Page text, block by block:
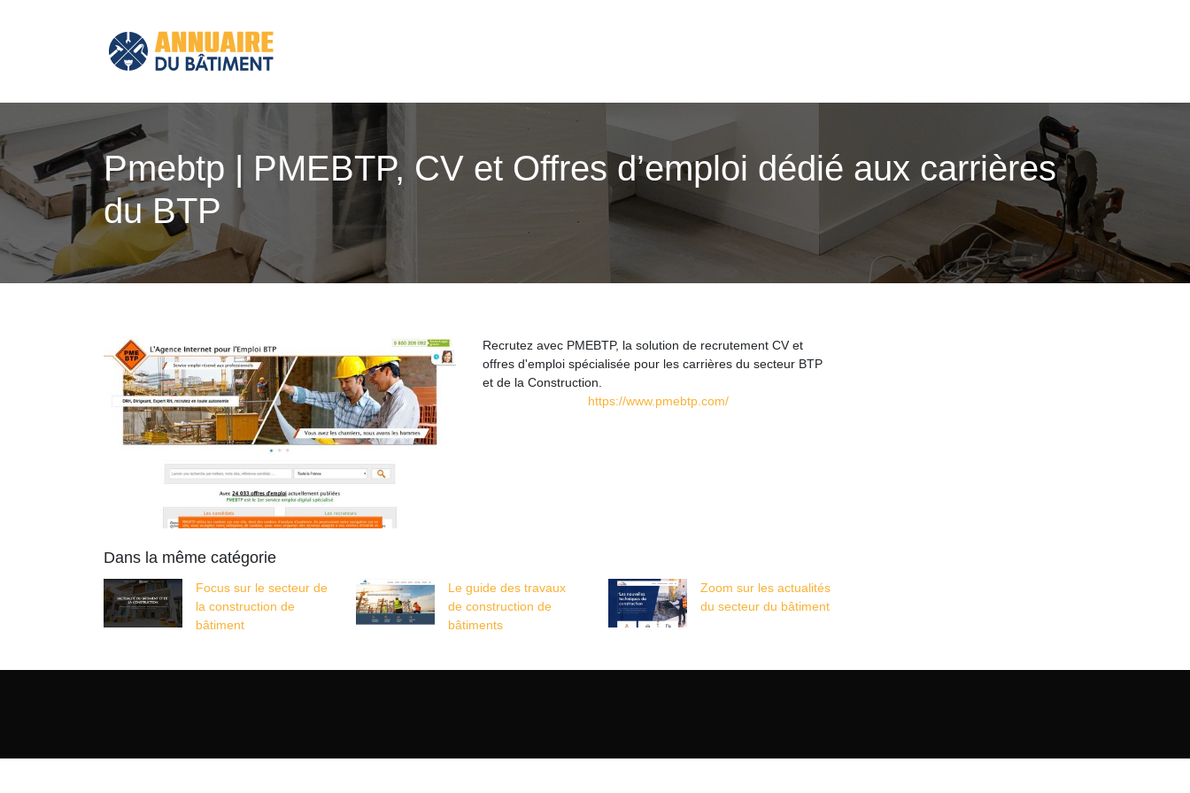
Pmebtp | PMEBTP, CV et Offres d’emploi dédié aux carrières
du BTP
Recrutez avec PMEBTP, la solution de recrutement CV et
offres d'emploi spécialisée pour les carrières du secteur BTP
et de la Construction.
https://www.pmebtp.com/
Dans la même catégorie
Focus sur le secteur de
la construction de
bâtiment
Le guide des travaux
de construction de
bâtiments
Zoom sur les actualités
du secteur du bâtiment